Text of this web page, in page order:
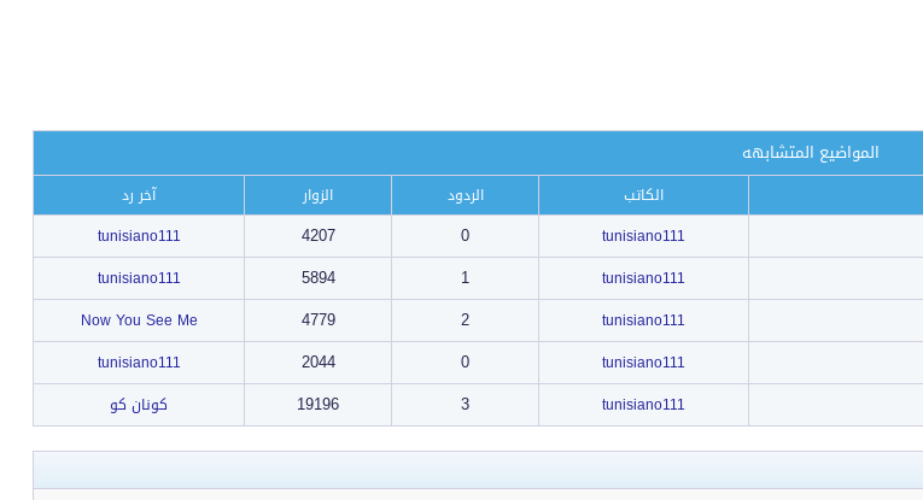
المواضيع المتشابهه
الكاتب الردود الزوار
آخر رد
tunisiano111
0
4207
tunisiano111
tunisiano111
1
5894
tunisiano111
tunisiano111
2
4779
Now You See Me
tunisiano111
0
2044
tunisiano111
tunisiano111
3
19196 كونان كو